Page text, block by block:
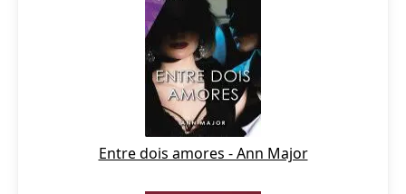
Entre dois amores - Ann Major